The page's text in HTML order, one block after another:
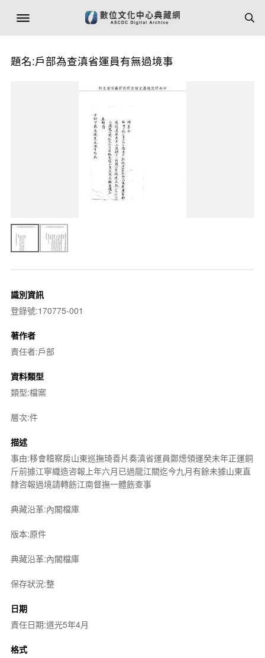
題名:戶部為查滇省運員有無過境事
識別資訊
登錄號:170775-001
著作者
責任者:戶部
資料類型
類型:檔案
層次:件
描述
事由:移會稽察房山東巡撫琦善片奏滇省運員鄭燪領運癸未年正運銅
斤前據江寧織造咨報上年六月已過龍江關迄今九月有餘未據山東直
隸咨報過境請轉飭江南督撫一體飭查事
典藏沿革:內閣檔庫
版本:原件
典藏沿革:內閣檔庫
保存狀況:整
日期
責任日期:道光5年4月
格式